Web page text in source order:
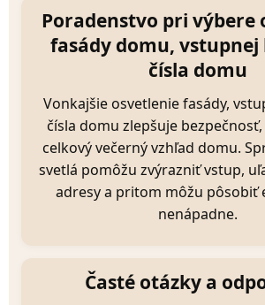
Poradenstvo pri výbere
fasády domu,
čísla domu
Vonkajšie osvetlenie fasády,
čísla domu zlepšuje
celkový večerný vzhľad domu.
svetlá pomôžu zvýrazniť vstup,
adresy a pritom môžu pôsobiť
nenápadne.
Časté otázky a